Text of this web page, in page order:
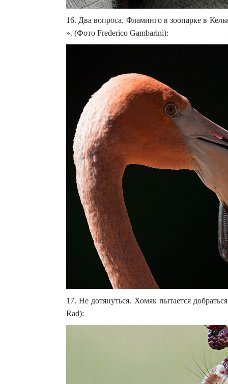
16. Два вопроса. Фламинго в зоопарке в
». (Фото Frederico Gambarini):
17. Не дотянуться. Хомяк пытается
Rad):